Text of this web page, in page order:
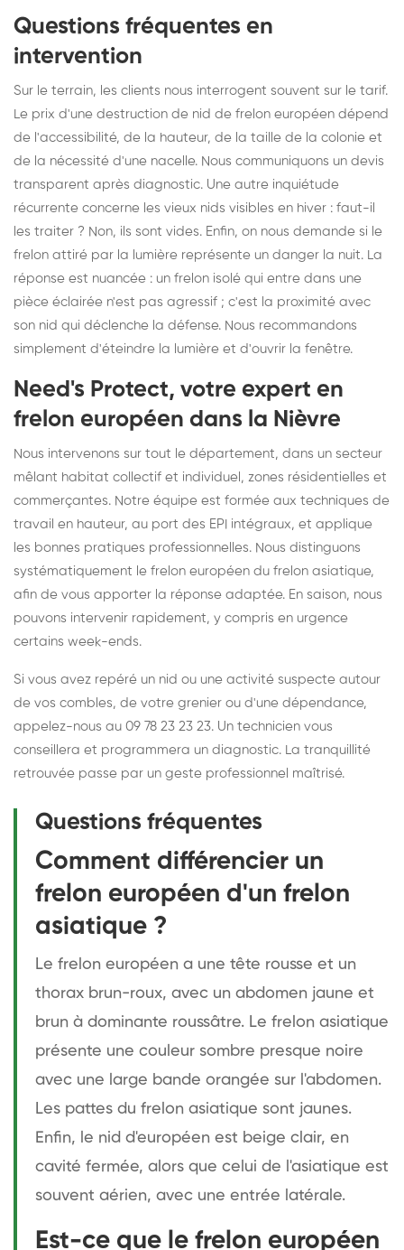
Questions fréquentes en
intervention
Sur le terrain, les clients nous interrogent souvent sur le tarif.
Le prix d'une destruction de nid de frelon européen dépend
de l'accessibilité, de la hauteur, de la taille de la colonie et
de la nécessité d'une nacelle. Nous communiquons un devis
transparent après diagnostic. Une autre inquiétude
récurrente concerne les vieux nids visibles en hiver : faut-il
les traiter ? Non, ils sont vides. Enfin, on nous demande si le
frelon attiré par la lumière représente un danger la nuit. La
réponse est nuancée : un frelon isolé qui entre dans une
pièce éclairée n'est pas agressif ; c'est la proximité avec
son nid qui déclenche la défense. Nous recommandons
simplement d'éteindre la lumière et d'ouvrir la fenêtre.
Need's Protect, votre expert en
frelon européen dans la Nièvre
Nous intervenons sur tout le département, dans un secteur
mêlant habitat collectif et individuel, zones résidentielles et
commerçantes. Notre équipe est formée aux techniques de
travail en hauteur, au port des EPI intégraux, et applique
les bonnes pratiques professionnelles. Nous distinguons
systématiquement le frelon européen du frelon asiatique,
afin de vous apporter la réponse adaptée. En saison, nous
pouvons intervenir rapidement, y compris en urgence
certains week-ends.
Si vous avez repéré un nid ou une activité suspecte autour
de vos combles, de votre grenier ou d'une dépendance,
appelez-nous au 09 78 23 23 23. Un technicien vous
conseillera et programmera un diagnostic. La tranquillité
retrouvée passe par un geste professionnel maîtrisé.
Questions fréquentes
Comment différencier un
frelon européen d'un frelon
asiatique ?
Le frelon européen a une tête rousse et un
thorax brun-roux, avec un abdomen jaune et
brun à dominante roussâtre. Le frelon asiatique
présente une couleur sombre presque noire
avec une large bande orangée sur l'abdomen.
Les pattes du frelon asiatique sont jaunes.
Enfin, le nid d'européen est beige clair, en
cavité fermée, alors que celui de l'asiatique est
souvent aérien, avec une entrée latérale.
Est-ce que le frelon européen